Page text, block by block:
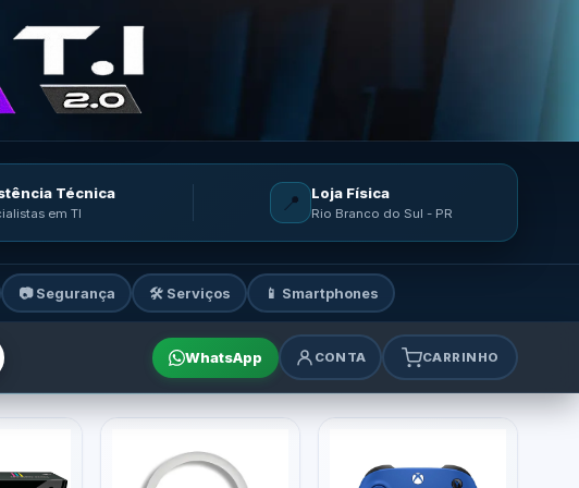
Técnica
em TI 📍 Loja Física
Rio Branco do Sul - PR
📷 Segurança 🛠️ Serviços 📱 Smartphones
WhatsApp CONTA CARRINHO
games e acessórios